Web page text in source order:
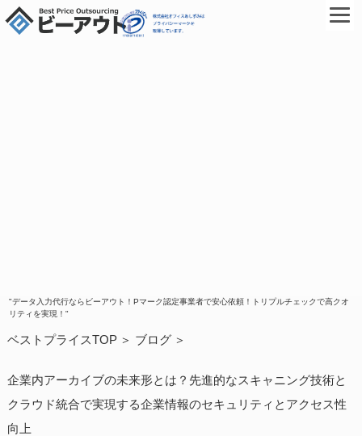
"データ入力代行ならビーアウト！Pマーク認定事業者で安心依頼！トリプルチェックで高クオ
リティを実現！"
ベストプライスTOP ブログ
企業内アーカイブの未来形とは？先進的なスキャニング技術と
クラウド統合で実現する企業情報のセキュリティとアクセス性
向上